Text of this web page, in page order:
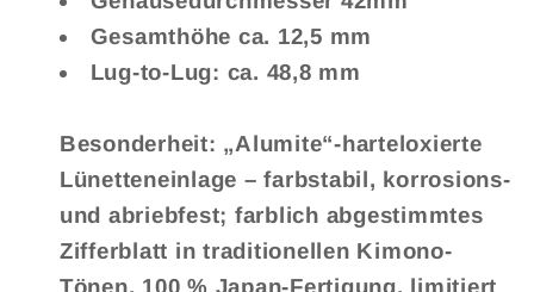
Gesamthöhe ca. 12,5 mm
Lug-to-Lug: ca. 48,8 mm
Besonderheit: „Alumite“-harteloxierte
Lünetteneinlage – farbstabil, korrosions-
und abriebfest; farblich abgestimmtes
Zifferblatt in traditionellen Kimono-
Tönen, 100 % Japan-Fertigung, limitiert